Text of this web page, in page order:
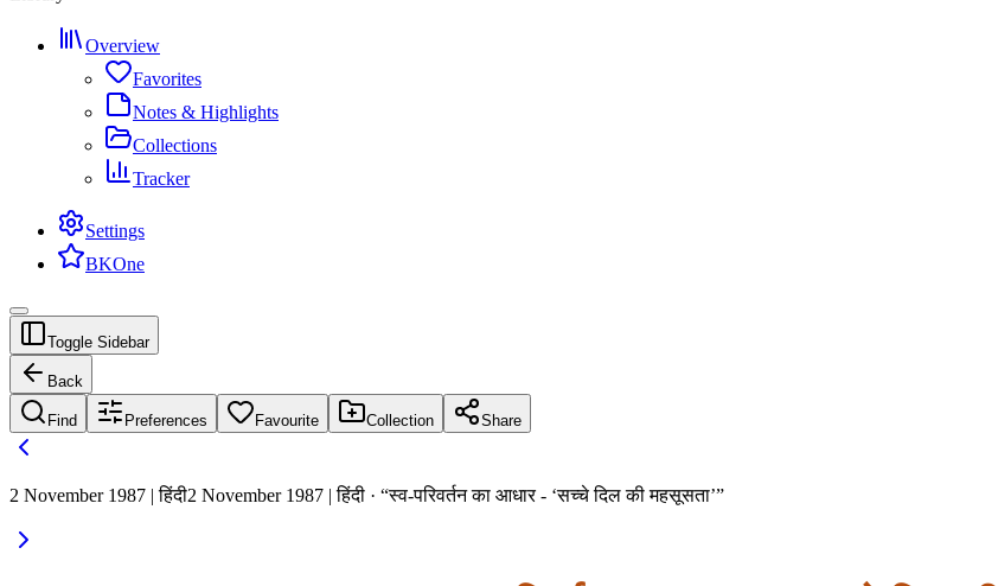
Overview
Favorites
Notes & Highlights
Collections
Tracker
Settings
BKOne
Toggle Sidebar
Back
Find Preferences Favourite Collection Share
2 November 1987 | हिंदी2 November 1987 | हिंदी · “स्व-परिवर्तन का आधार - ‘सच्चे दिल की महसूसता’”